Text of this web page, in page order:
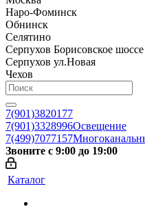
Наро-Фоминск
Обнинск
Селятино
Серпухов Борисовское шоссе
Серпухов ул.Новая
Чехов
7(901)3820177
7(901)3328996Освещение
7(499)7077157
Звоните с 9:00 до 19:00
Каталог